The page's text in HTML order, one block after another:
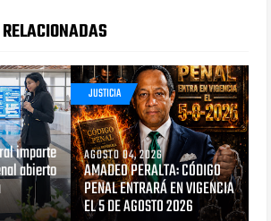
imparte
abierto
JUSTICIA
AGOSTO 04, 2026
AMADEO PERALTA: CÓDIGO
PENAL ENTRARÁ EN VIGENCIA
EL 5 DE AGOSTO 2026